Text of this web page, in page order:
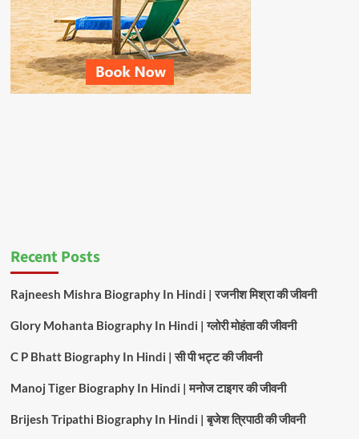
Recent Posts
Rajneesh Mishra Biography In Hindi | रजनीश मिश्रा की जीवनी
Glory Mohanta Biography In Hindi | ग्लोरी मोहंता की जीवनी
C P Bhatt Biography In Hindi | सी पी भट्ट की जीवनी
Manoj Tiger Biography In Hindi | मनोज टाइगर की जीवनी
Brijesh Tripathi Biography In Hindi | बृजेश त्रिपाठी की जीवनी